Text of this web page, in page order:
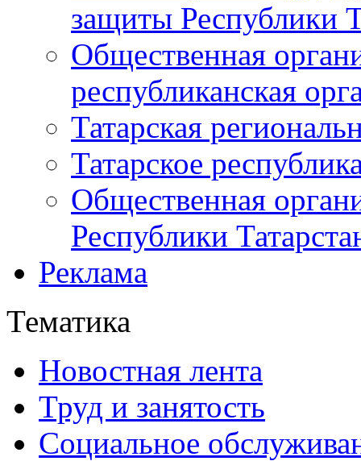
защиты Республики
Общественная
республиканская
Татарская
Татарское
Общественная
Республики
Реклама
Тематика
Новостная лента
Труд и занятость
Социальное